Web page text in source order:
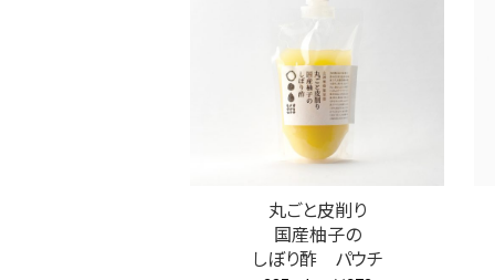
丸ごと皮削り
国産柚子の
しぼり酢 パウチ